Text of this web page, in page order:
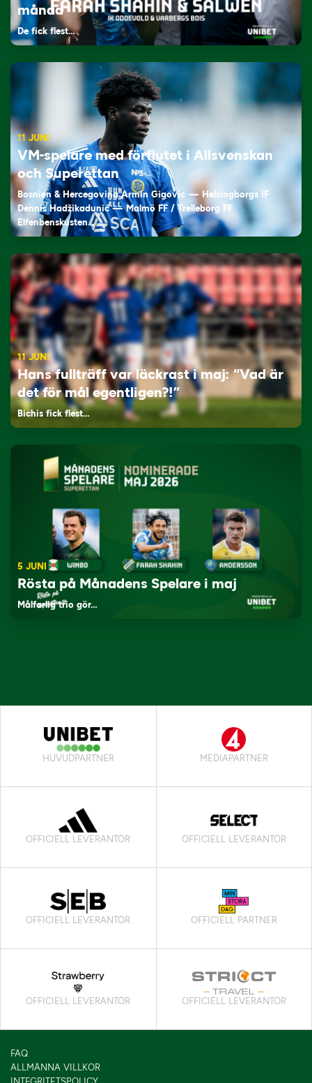
månad
De fick flest…
11 JUNI
VM-spelare med förflutet i Allsvenskan
och Superettan
Bosnien & Hercegovina Armin Gigovic — Helsingborgs IF
Dennis Hadžikadunić — Malmö FF / Trelleborg FF
Elfenbenskusten…
11 JUNI
Hans fullträff var läckrast i maj: “Vad är
det för mål egentligen?!”
Bichis fick flest…
5 JUNI
Rösta på Månadens Spelare i maj
Målfarlig trio gör…
HUVUDPARTNER MEDIAPARTNER
OFFICIELL LEVERANTÖR OFFICIELL LEVERANTÖR
OFFICIELL LEVERANTÖR OFFICIELL PARTNER
OFFICIELL LEVERANTÖR OFFICIELL LEVERANTÖR
FAQ
ALLMÄNNA VILLKOR